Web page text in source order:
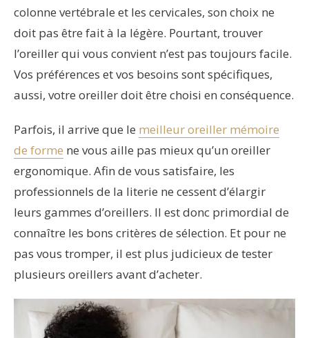
colonne vertébrale et les cervicales, son choix ne
doit pas être fait à la légère. Pourtant, trouver
l’oreiller qui vous convient n’est pas toujours facile.
Vos préférences et vos besoins sont spécifiques,
aussi, votre oreiller doit être choisi en conséquence.
Parfois, il arrive que le meilleur oreiller mémoire
de forme ne vous aille pas mieux qu’un oreiller
ergonomique. Afin de vous satisfaire, les
professionnels de la literie ne cessent d’élargir
leurs gammes d’oreillers. Il est donc primordial de
connaître les bons critères de sélection. Et pour ne
pas vous tromper, il est plus judicieux de tester
plusieurs oreillers avant d’acheter.